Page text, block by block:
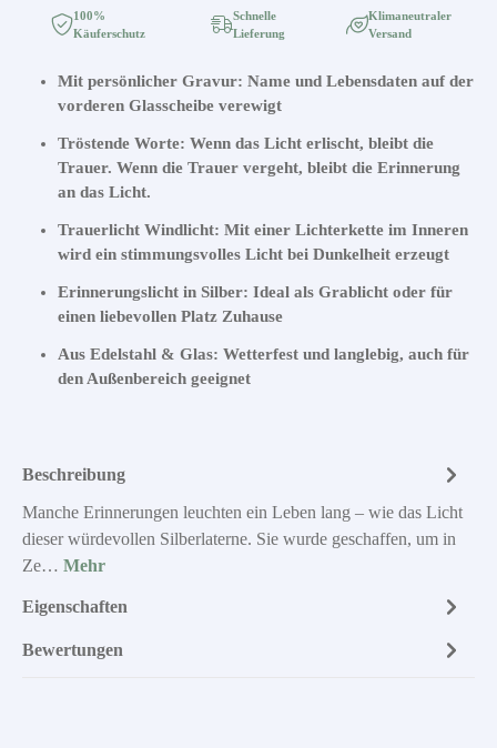
100%
Käuferschutz
Schnelle
Lieferung
Klimaneutraler
Versand
Mit persönlicher Gravur: Name und Lebensdaten auf der
vorderen Glasscheibe verewigt
Tröstende Worte: Wenn das Licht erlischt, bleibt die
Trauer. Wenn die Trauer vergeht, bleibt die Erinnerung
an das Licht.
Trauerlicht Windlicht: Mit einer Lichterkette im Inneren
wird ein stimmungsvolles Licht bei Dunkelheit erzeugt
Erinnerungslicht in Silber: Ideal als Grablicht oder für
einen liebevollen Platz Zuhause
Aus Edelstahl & Glas: Wetterfest und langlebig, auch für
den Außenbereich geeignet
Beschreibung
Manche Erinnerungen leuchten ein Leben lang – wie das Licht
dieser würdevollen Silberlaterne. Sie wurde geschaffen, um in
Ze… Mehr
Eigenschaften
Bewertungen